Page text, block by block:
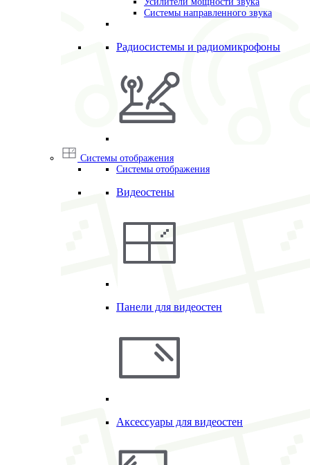
Системы направленного звука
Радиосистемы и радиомикрофоны
Системы отображения
Системы отображения
Видеостены
Панели для видеостен
Аксессуары для видеостен